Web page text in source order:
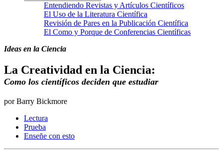
Entendiendo Revistas y Artículos Científicos
El Uso de la Literatura Científica
Revisión de Pares en la Publicación Científica
El Como y Porque de Conferencias Científicas
Ideas en la Ciencia
La Creatividad en la Ciencia:
Como los científicos deciden que estudiar
por Barry Bickmore
Lectura
Prueba
Enseñe con esto